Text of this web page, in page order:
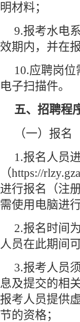
明材料；
9.报考水电
效期内，并在
10.应聘岗
电子扫描件。
五、招聘程
（一）报名
1.报名人员
（https://
进行报名（注
需使用电脑进
2.报名时间
人员在此期间
3.报考人员
息及提交的相
报考人员提供
节的资格；